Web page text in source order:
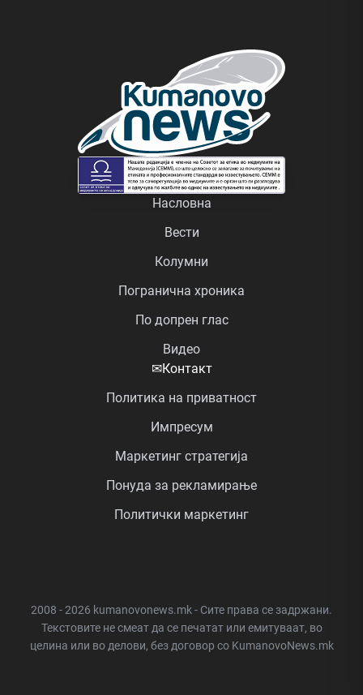
Насловна
Вести
Колумни
Погранична хроника
По допрен глас
Видео
✉Контакт
Политика на приватност
Импресум
Маркетинг стратегија
Понуда за рекламирање
Политички маркетинг
2008 - 2026 kumanovonews.mk - Сите права се задржани.
Текстовите не смеат да се печатат или емитуваат, во
целина или во делови, без договор со KumanovoNews.mk